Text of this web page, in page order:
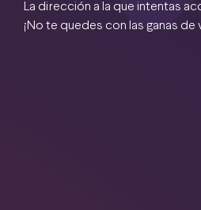
La dirección a la que intentas
¡No te quedes con las ganas